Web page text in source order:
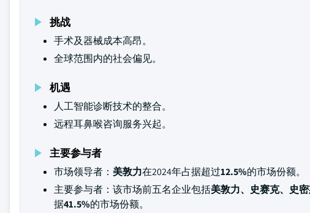
挑战
手术及器械成本高昂。
全球范围内的社会偏见。
机遇
人工智能诊断技术的整合。
远程耳鼻喉咨询服务兴起。
主要参与者
市场领导者： 美敦力在2024年占据超过12.5%的市场份额。
主要参与者：该市场前五名企业包括美敦力、史赛克、史
据41.5%的市场份额。